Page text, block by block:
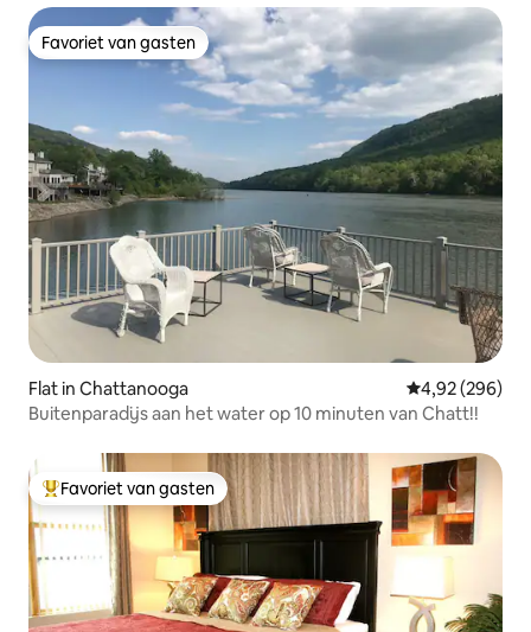
Favoriet van gasten
Favoriet van gasten
Flat in Chattanooga Gemiddelde
4,92 (296)
Buitenparadijs aan het water op 10 minuten van Chatt!!
Topfavoriet van gasten
Favoriet van gasten